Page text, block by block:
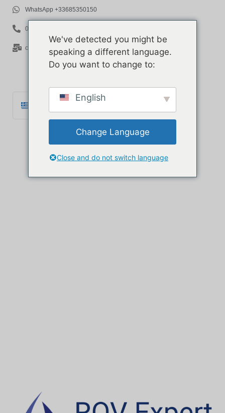
WhatsApp +33685350150
06 85 35 01 50
contact@rov-expert.com
Français
Español
We've detected you might be
speaking a different language.
Do you want to change to:
English
Change Language
Close and do not switch language